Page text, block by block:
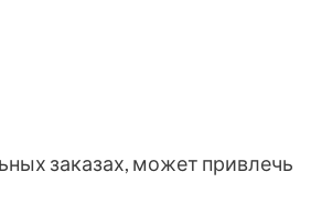
заказах, может привлечь